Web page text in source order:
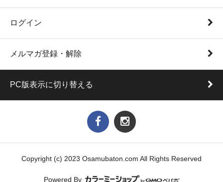
ログイン
メルマガ登録・解除
PC版表示に切り替える
Copyright (c) 2023 Osamubaton.com All Rights Reserved
Powered By